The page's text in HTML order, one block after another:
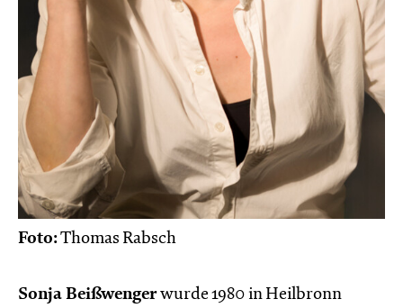
Foto:Thomas Rabsch
Sonja Beißwengerwurde 1980 in Heilbronn